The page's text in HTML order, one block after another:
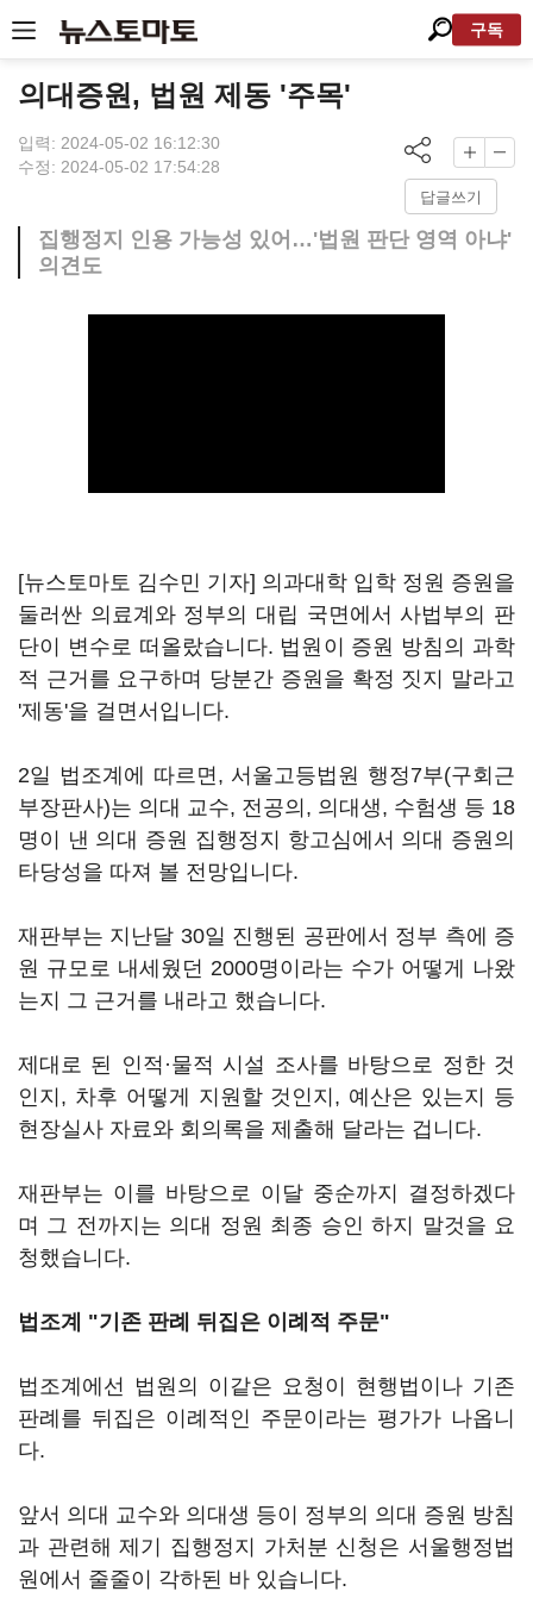
구독
의대증원, 법원 제동 '주목'
입력: 2024-05-02 16:12:30
수정: 2024-05-02 17:54:28
답글쓰기
집행정지 인용 가능성 있어…'법원 판단 영역 아냐'
의견도
[뉴스토마토 김수민 기자] 의과대학 입학 정원 증원을
둘러싼 의료계와 정부의 대립 국면에서 사법부의 판
단이 변수로 떠올랐습니다. 법원이 증원 방침의 과학
적 근거를 요구하며 당분간 증원을 확정 짓지 말라고
'제동'을 걸면서입니다.
2일 법조계에 따르면, 서울고등법원 행정7부(구회근
부장판사)는 의대 교수, 전공의, 의대생, 수험생 등 18
명이 낸 의대 증원 집행정지 항고심에서 의대 증원의
타당성을 따져 볼 전망입니다.
재판부는 지난달 30일 진행된 공판에서 정부 측에 증
원 규모로 내세웠던 2000명이라는 수가 어떻게 나왔
는지 그 근거를 내라고 했습니다.
제대로 된 인적·물적 시설 조사를 바탕으로 정한 것
인지, 차후 어떻게 지원할 것인지, 예산은 있는지 등
현장실사 자료와 회의록을 제출해 달라는 겁니다.
재판부는 이를 바탕으로 이달 중순까지 결정하겠다
며 그 전까지는 의대 정원 최종 승인 하지 말것을 요
청했습니다.
법조계 "기존 판례 뒤집은 이례적 주문"
법조계에선 법원의 이같은 요청이 현행법이나 기존
판례를 뒤집은 이례적인 주문이라는 평가가 나옵니
다.
앞서 의대 교수와 의대생 등이 정부의 의대 증원 방침
과 관련해 제기 집행정지 가처분 신청은 서울행정법
원에서 줄줄이 각하된 바 있습니다.